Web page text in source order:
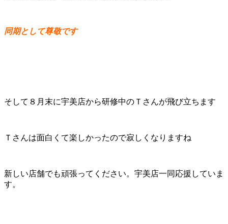
同期として尊敬です
そして８月末に宇美店から研修中のＴさんが飛び立ちます
Ｔさんは面白くて楽しかったので寂しくなりますね
新しい店舗でも頑張ってください。宇美店一同応援していま
す。